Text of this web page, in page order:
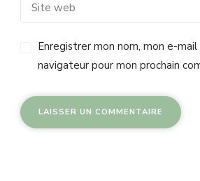
Enregistrer mon nom, mon e-
navigateur pour mon prochain